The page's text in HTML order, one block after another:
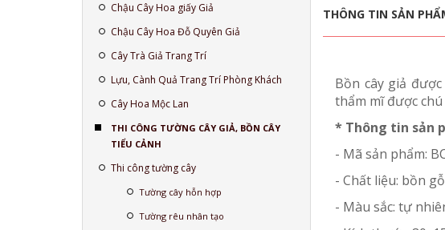
THÔNG TIN SẢN
Bồn cây giả
thẩm mĩ được
* Thông tin sản
- Mã sản phẩm:
- Chất liệu: bồn
- Màu sắc: tự
Chậu Cây Hoa giấy Giả
Chậu Cây Hoa Đỗ Quyên Giả
Cây Trà Giả Trang Trí
Lựu, Cành Quả Trang Trí Phòng Khách
Cây Hoa Mộc Lan
THI CÔNG TƯỜNG CÂY GIẢ, BỒN CÂY
TIỂU CẢNH
Thi công tường cây
Tường cây hỗn hợp
Tường rêu nhân tạo